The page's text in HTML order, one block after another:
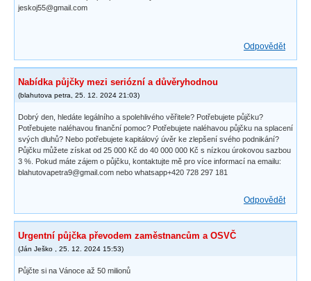
jeskoj55@gmail.com
Odpovědět
Nabídka půjčky mezi seriózní a důvěryhodnou
(blahutova petra, 25. 12. 2024 21:03)
Dobrý den, hledáte legálního a spolehlivého věřitele? Potřebujete půjčku?
Potřebujete naléhavou finanční pomoc? Potřebujete naléhavou půjčku na splacení
svých dluhů? Nebo potřebujete kapitálový úvěr ke zlepšení svého podnikání?
Půjčku můžete získat od 25 000 Kč do 40 000 000 Kč s nízkou úrokovou sazbou
3 %. Pokud máte zájem o půjčku, kontaktujte mě pro více informací na emailu:
blahutovapetra9@gmail.com nebo whatsapp+420 728 297 181
Odpovědět
Urgentní půjčka převodem zaměstnancům a OSVČ
(Ján Ješko , 25. 12. 2024 15:53)
Půjčte si na Vánoce až 50 milionů